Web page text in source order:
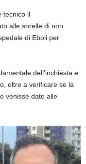
tecnico il
alle sorelle di non
di Eboli per
dell’inchiesta e
oltre a verificare se la
venisse dato alle